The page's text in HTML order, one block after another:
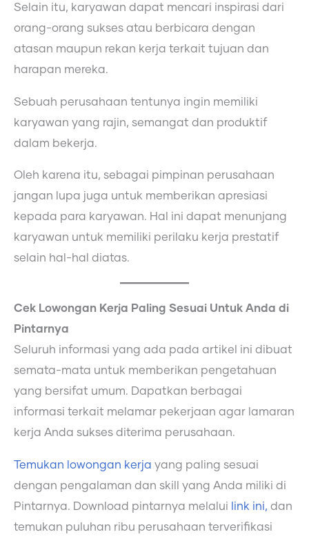
Selain itu, karyawan dapat mencari inspirasi dari
orang-orang sukses atau berbicara dengan
atasan maupun rekan kerja terkait tujuan dan
harapan mereka.
Sebuah perusahaan tentunya ingin memiliki
karyawan yang rajin, semangat dan produktif
dalam bekerja.
Oleh karena itu, sebagai pimpinan perusahaan
jangan lupa juga untuk memberikan apresiasi
kepada para karyawan. Hal ini dapat menunjang
karyawan untuk memiliki perilaku kerja prestatif
selain hal-hal diatas.
Cek Lowongan Kerja Paling Sesuai Untuk Anda di
Pintarnya
Seluruh informasi yang ada pada artikel ini dibuat
semata-mata untuk memberikan pengetahuan
yang bersifat umum. Dapatkan berbagai
informasi terkait melamar pekerjaan agar lamaran
kerja Anda sukses diterima perusahaan.
Temukan lowongan kerja yang paling sesuai
dengan pengalaman dan skill yang Anda miliki di
Pintarnya. Download pintarnya melalui
link ini, dan
temukan puluhan ribu perusahaan terverifikasi